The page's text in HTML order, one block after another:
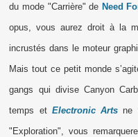
du mode "Carrière" de Need
opus, vous aurez droit à la
incrustés dans le moteur
Mais tout ce petit monde
gangs qui divise Canyon
temps et Electronic Arts ne
"Exploration", vous